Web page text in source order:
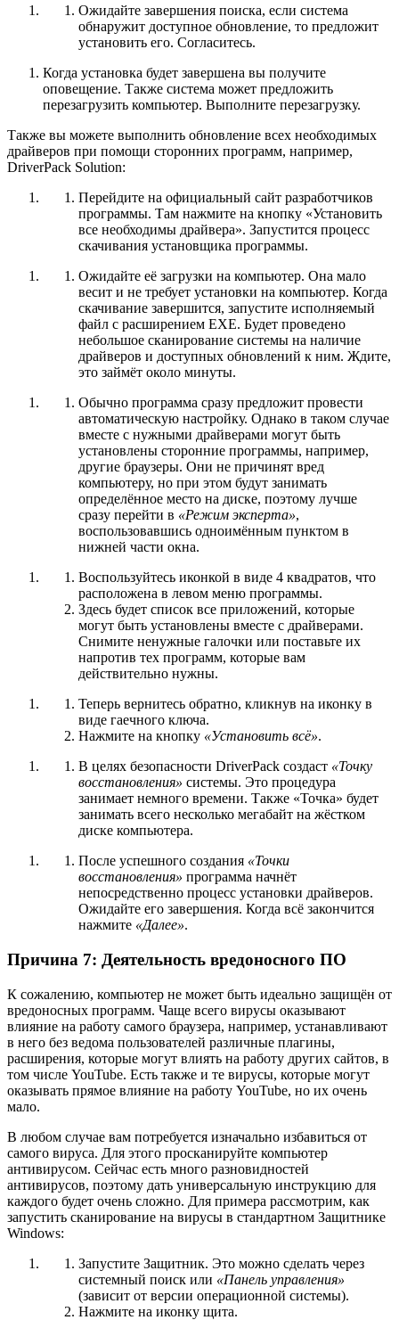
Ожидайте завершения поиска, если система
обнаружит доступное обновление, то предложит
установить его. Согласитесь.
Когда установка будет завершена вы получите
оповещение. Также система может предложить
перезагрузить компьютер. Выполните перезагрузку.
Также вы можете выполнить обновление всех необходимых
драйверов при помощи сторонних программ, например,
DriverPack Solution:
Перейдите на официальный сайт разработчиков
программы. Там нажмите на кнопку «Установить
все необходимы драйвера». Запустится процесс
скачивания установщика программы.
Ожидайте её загрузки на компьютер. Она мало
весит и не требует установки на компьютер. Когда
скачивание завершится, запустите исполняемый
файл с расширением EXE. Будет проведено
небольшое сканирование системы на наличие
драйверов и доступных обновлений к ним. Ждите,
это займёт около минуты.
Обычно программа сразу предложит провести
автоматическую настройку. Однако в таком случае
вместе с нужными драйверами могут быть
установлены сторонние программы, например,
другие браузеры. Они не причинят вред
компьютеру, но при этом будут занимать
определённое место на диске, поэтому лучше
сразу перейти в «Режим эксперта»,
воспользовавшись одноимённым пунктом в
нижней части окна.
Воспользуйтесь иконкой в виде 4 квадратов, что
расположена в левом меню программы.
Здесь будет список все приложений, которые
могут быть установлены вместе с драйверами.
Снимите ненужные галочки или поставьте их
напротив тех программ, которые вам
действительно нужны.
Теперь вернитесь обратно, кликнув на иконку в
виде гаечного ключа.
Нажмите на кнопку «Установить всё».
В целях безопасности DriverPack создаст «Точку
восстановления» системы. Это процедура
занимает немного времени. Также «Точка» будет
занимать всего несколько мегабайт на жёстком
диске компьютера.
После успешного создания «Точки
восстановления» программа начнёт
непосредственно процесс установки драйверов.
Ожидайте его завершения. Когда всё закончится
нажмите «Далее».
Причина 7: Деятельность вредоносного ПО
К сожалению, компьютер не может быть идеально защищён от
вредоносных программ. Чаще всего вирусы оказывают
влияние на работу самого браузера, например, устанавливают
в него без ведома пользователей различные плагины,
расширения, которые могут влиять на работу других сайтов, в
том числе YouTube. Есть также и те вирусы, которые могут
оказывать прямое влияние на работу YouTube, но их очень
мало.
В любом случае вам потребуется изначально избавиться от
самого вируса. Для этого просканируйте компьютер
антивирусом. Сейчас есть много разновидностей
антивирусов, поэтому дать универсальную инструкцию для
каждого будет очень сложно. Для примера рассмотрим, как
запустить сканирование на вирусы в стандартном Защитнике
Windows:
Запустите Защитник. Это можно сделать через
системный поиск или «Панель управления»
(зависит от версии операционной системы).
Нажмите на иконку щита.